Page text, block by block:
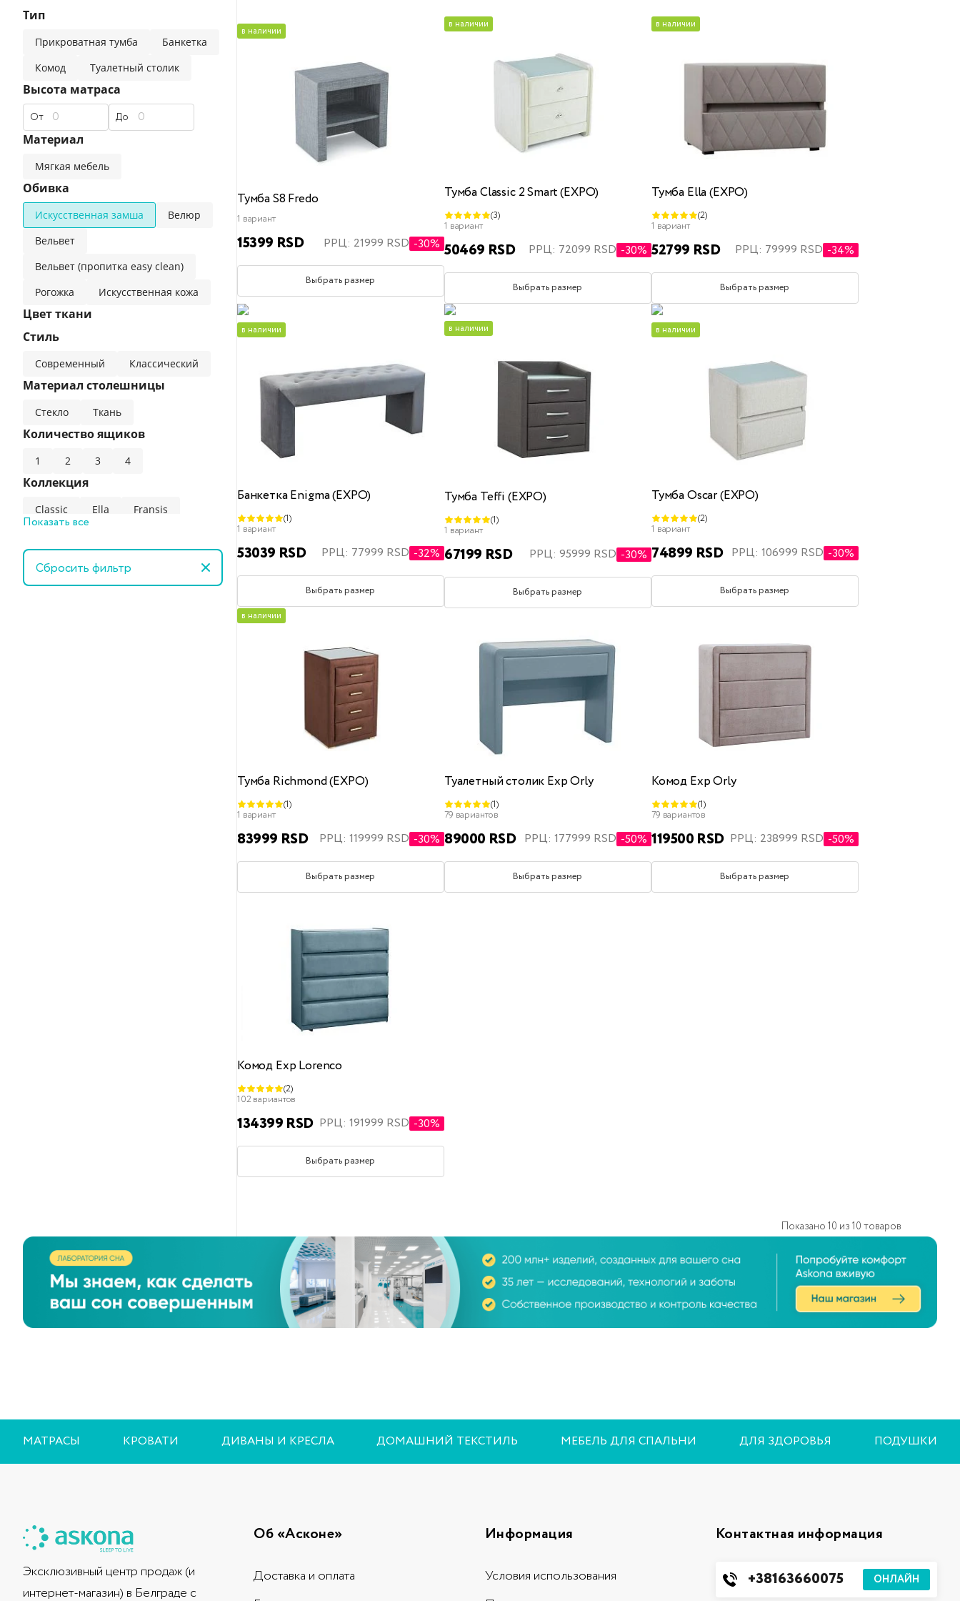
Эксклюзивные матрасы
Премиальные материалы,
Детские матрасы
Безопасные материалы
популярные фильтры
Наматрасники Жесткий Средний Мягкий 180x200 200x200 полуторные
популярные фильтры
120x200 200x200 полуторные с подъемным механизмом с ящиком для белья
прямые диваны
популярные фильтры
для сна на боку для сна на животе детские
Тип
Прикроватная тумба
Банкетка
Комод
Туалетный столик
Высота матраса
От До
Материал
Мягкая мебель
Обивка
Искусственная замша
Велюр
Вельвет
Вельвет (пропитка easy clean)
Рогожка
Искусственная кожа
Цвет ткани
Стиль
Современный Классический
Материал столешницы
Стекло Ткань
Количество ящиков
1 2 3 4
Коллекция
Classic Ella
Fransis
Exposition
Limassol Pafos
50x45x49
51x46x41
53.5x44.5
Не в наличии В наличии
Показать все
Сбросить фильтр
в наличии
Тумба S8 Fredo
1 вариант
15399 RSD РРЦ: 21999 RSD -30%
Выбрать размер
в наличии
Тумба Classic 2 Smart (EXPO)
(3)
1 вариант
50469 RSD РРЦ: 72099 RSD -30%
Выбрать размер
в наличии
Тумба Ella (EXPO)
(2)
1 вариант
52799 RSD РРЦ: 79999 RSD -34%
Выбрать размер
в наличии
Банкетка Enigma (EXPO)
(1)
1 вариант
53039 RSD РРЦ: 77999 RSD -32%
Выбрать размер
в наличии
Тумба Teffi (EXPO)
(1)
1 вариант
67199 RSD РРЦ: 95999 RSD -30%
Выбрать размер
в наличии
Тумба Oscar (EXPO)
(2)
1 вариант
74899 RSD РРЦ: 106999 RSD -30%
Выбрать размер
в наличии
Тумба Richmond (EXPO)
(1)
1 вариант
83999 RSD РРЦ: 119999 RSD -30%
Выбрать размер
Туалетный столик Exp Orly
(1)
79 вариантов
89000 RSD РРЦ: 177999 RSD -50%
Выбрать размер
Комод Exp Orly
(1)
79 вариантов
119500 RSD РРЦ: 238999 RSD -50%
Выбрать размер
Комод Exp Lorenco
(2)
102 вариантов
134399 RSD РРЦ: 191999 RSD -30%
Выбрать размер
Показано 10 из 10 товаров
МАТРАСЫ КРОВАТИ ДИВАНЫ И КРЕСЛА ДОМАШНИЙ ТЕКСТИЛЬ МЕБЕЛЬ ДЛЯ СПАЛЬНИ ДЛЯ ЗДОРОВЬЯ ПОДУШКИ
Эксклюзивный центр продаж (и
интернет-магазин) в Белграде с
Об «Асконе»
Доставка и оплата
Информация
Условия использования
Контактная информация
+38163660075 ОНЛАЙН